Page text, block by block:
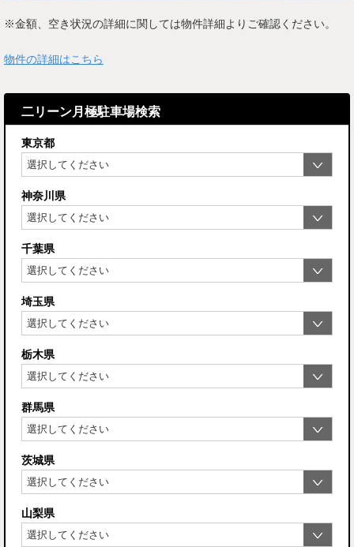
※金額、空き状況の詳細に関しては物件詳細よりご確認ください。
物件の詳細はこちら
二リーン月極駐車場検索
東京都
神奈川県
千葉県
埼玉県
栃木県
群馬県
茨城県
山梨県